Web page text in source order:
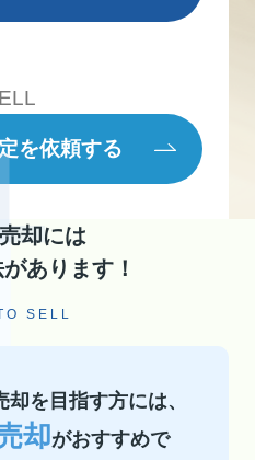
を依頼する
却には
あります！
SELL
却を目指す方には、
却がおすすめで